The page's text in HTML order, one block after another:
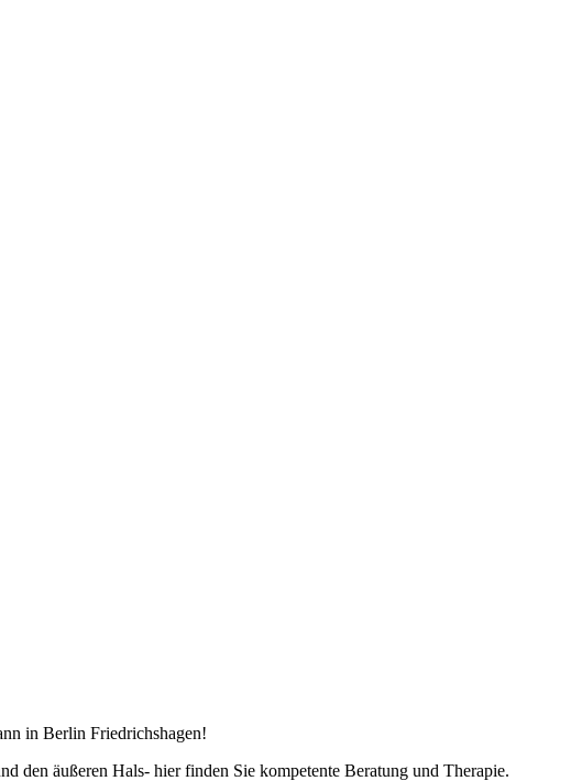
in Berlin Friedrichshagen!
den äußeren Hals- hier finden Sie kompetente Beratung und Therapie.